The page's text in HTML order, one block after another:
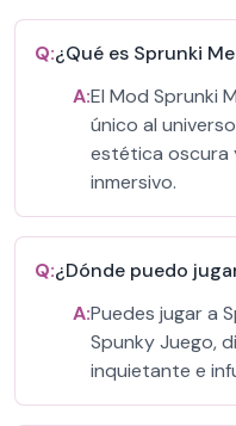
Q:¿Qué es Sprunki
A:El Mod Sprunki
único al
estética oscura
inmersivo.
Q:¿Dónde puedo
A:Puedes jugar a
Spunky Juego,
inquietante e